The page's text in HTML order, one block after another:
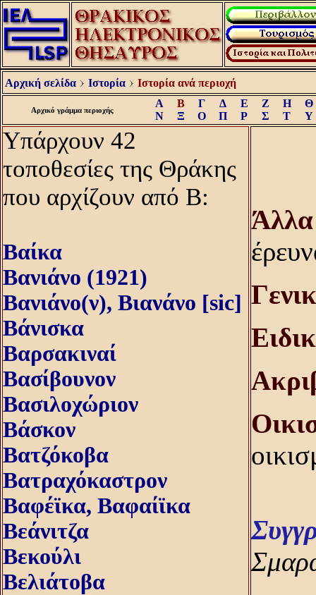
Αρχική σελίδα Ιστορία Ιστορία ανά περιοχή
Αρχικό γράμμα περιοχής
Α Β Γ Δ Ε Ζ Η
Θ
Ν
Ξ Ο Π Ρ Σ Τ Υ
Υπάρχουν 42
τοποθεσίες της Θράκης
που αρχίζουν από Β:
Βαίκα
Βανιάνο (1921)
Βανιάνο(ν), Βιανάνο [sic]
Βάνισκα
Βαρσακιναί
Βασίβουνον
Βασιλοχώριον
Βάσκον
Βατζόκοβα
Βατραχόκαστρον
Βαφέϊκα, Βαφαίϊκα
Βεάνιτζα
Βεκούλι
Βελιάτοβα
Άλλα